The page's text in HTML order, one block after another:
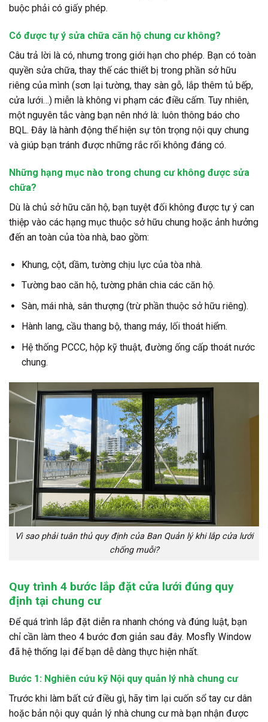
buộc phải có giấy phép.
Có được tự ý sửa chữa căn hộ chung cư không?
Câu trả lời là có, nhưng trong giới hạn cho phép. Bạn có toàn
quyền sửa chữa, thay thế các thiết bị trong phần sở hữu
riêng của mình (sơn lại tường, thay sàn gỗ, lắp thêm tủ bếp,
cửa lưới…) miễn là không vi phạm các điều cấm. Tuy nhiên,
một nguyên tắc vàng bạn nên nhớ là: luôn thông báo cho
BQL. Đây là hành động thể hiện sự tôn trọng nội quy chung
và giúp bạn tránh được những rắc rối không đáng có.
Những hạng mục nào trong chung cư không được sửa
chữa?
Dù là chủ sở hữu căn hộ, bạn tuyệt đối không được tự ý can
thiệp vào các hạng mục thuộc sở hữu chung hoặc ảnh hưởng
đến an toàn của tòa nhà, bao gồm:
Khung, cột, dầm, tường chịu lực của tòa nhà.
Tường bao căn hộ, tường phân chia các căn hộ.
Sàn, mái nhà, sân thượng (trừ phần thuộc sở hữu riêng).
Hành lang, cầu thang bộ, thang máy, lối thoát hiểm.
Hệ thống PCCC, hộp kỹ thuật, đường ống cấp thoát nước
chung.
Vì sao phải tuân thủ quy định của Ban Quản lý khi lắp cửa lưới
chống muỗi?
Quy trình 4 bước lắp đặt cửa lưới đúng quy
định tại chung cư
Để quá trình lắp đặt diễn ra nhanh chóng và đúng luật, bạn
chỉ cần làm theo 4 bước đơn giản sau đây. Mosfly Window
đã hệ thống lại để bạn dễ dàng thực hiện nhất.
Bước 1: Nghiên cứu kỹ Nội quy quản lý nhà chung cư
Trước khi làm bất cứ điều gì, hãy tìm lại cuốn sổ tay cư dân
hoặc bản nội quy quản lý nhà chung cư mà bạn nhận được